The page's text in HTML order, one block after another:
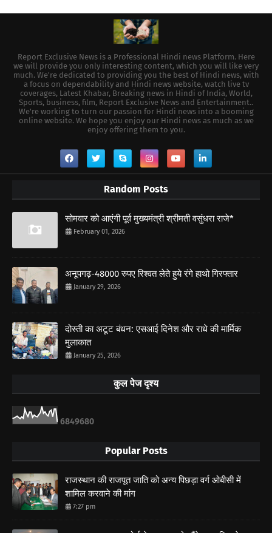
Report Exclusive News is a Professional Hindi news Platform. Here
we will provide you only interesting content, which you will like very
much. We're dedicated to providing you the best of Hindi news, with
a focus on dependability and Hindi news website, watch live tv
coverages, Latest Khabar, Breaking news in Hindi of India, World,
Sports, business, film, Report Exclusive News and Entertainment..
We're working to turn our passion for Hindi news into a booming
online website. We hope you enjoy our Hindi news as much as we
enjoy offering them to you.
Random Posts
सोमवार को आएंगी पूर्व मुख्यमंत्री श्रीमती वसुंधरा राजे*
February 01, 2026
अनूपगढ़-48000 रुपए रिश्वत लेते हुये रंगे हाथो गिरफ्तार
January 29, 2026
दोस्ती का अटूट बंधन: एसआई दिनेश और राधे की मार्मिक
मुलाकात
January 25, 2026
कुल पेज दृश्य
6849680
Popular Posts
राजस्थान की राजपूत जाति को अन्य पिछड़ा वर्ग ओबीसी में
शामिल करवाने की मांग
7:27 pm